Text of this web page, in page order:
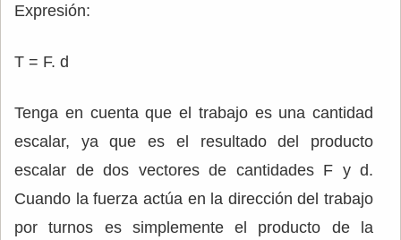
Expresión:
T = F. d
Tenga en cuenta que el trabajo es una cantidad
escalar, ya que es el resultado del producto
escalar de dos vectores de cantidades F y d.
Cuando la fuerza actúa en la dirección del trabajo
por turnos es simplemente el producto de la